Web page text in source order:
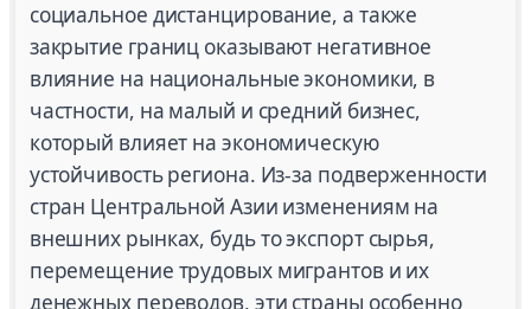
социальное дистанцирование, а также
закрытие границ оказывают негативное
влияние на национальные экономики, в
частности, на малый и средний бизнес,
который влияет на экономическую
устойчивость региона. Из-за подверженности
стран Центральной Азии изменениям на
внешних рынках, будь то экспорт сырья,
перемещение трудовых мигрантов и их
денежных переводов, эти страны особенно